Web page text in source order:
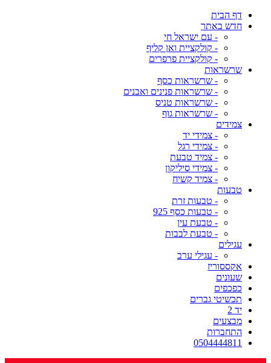
דף הבית
חדש באתר
- עם ישראל חי
- קולקציית ואן קליף
- קולקציית פרפרים
שרשראות
- שרשראות כסף
- שרשראות פנינים ואבנים
- שרשראות טניס
- שרשראות גוף
צמידים
- צמידי יד
- צמידי רגל
- צמיד טבעת
- צמידי סיליקון
- צמיד קשיח
טבעות
- טבעות זרת
- טבעות כסף 925
- טבעת עין
- טבעת לבבות
עגילים
- עגילי ערב
אקססוריז
שעונים
כפכפים
תכשיטי גברים
יד 2
מבצעים
התחברות
0504444811